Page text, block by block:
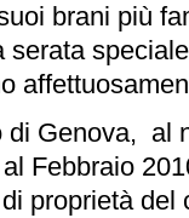
brani più
di Genova, al
Febbraio
proprietà del